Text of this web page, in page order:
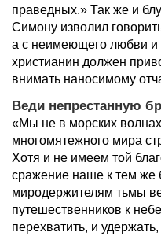
праведных.» Так же и
Симону изволил
а с неимеющего любви и
христианин должен
внимать наносимому
Веди непрестанную
«Мы не в морских
многомятежного мира
Хотя и не имеем той
сражение наше к тем же
миродержителям тьмы
путешественников к
перехватить, и